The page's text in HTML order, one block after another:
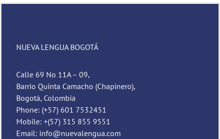
NUEVA LENGUA BOGOTÁ
Calle 69 No 11A – 09,
Barrio Quinta Camacho (Chapinero),
Bogotá, Colombia
Phone: (+57) 601 7532451
Mobile: +(57) 315 855 9551
Email: info@nuevalengua.com